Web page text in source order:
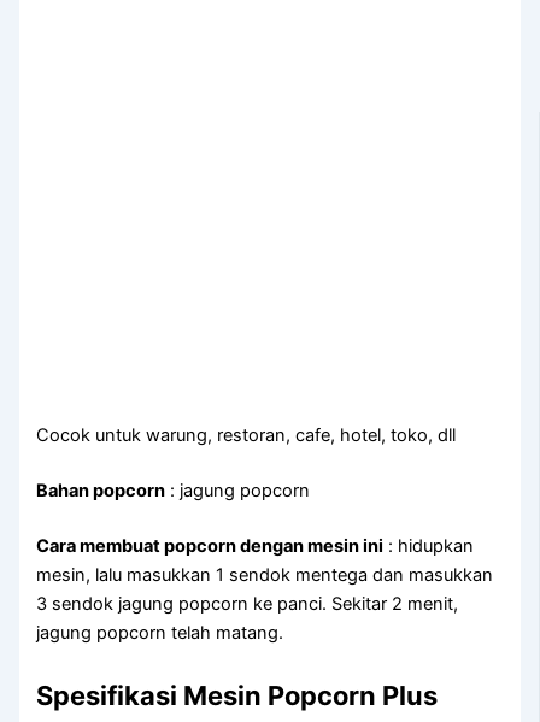
Cocok untuk warung, restoran, cafe, hotel, toko, dll
Bahan popcorn : jagung popcorn
Cara membuat popcorn dengan mesin ini : hidupkan
mesin, lalu masukkan 1 sendok mentega dan masukkan
3 sendok jagung popcorn ke panci. Sekitar 2 menit,
jagung popcorn telah matang.
Spesifikasi Mesin Popcorn Plus